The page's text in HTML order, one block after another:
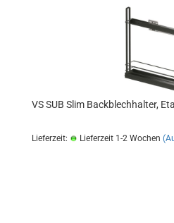
VS SUB Slim Backblechhalter,
Lieferzeit: Lieferzeit 1-2 Wochen